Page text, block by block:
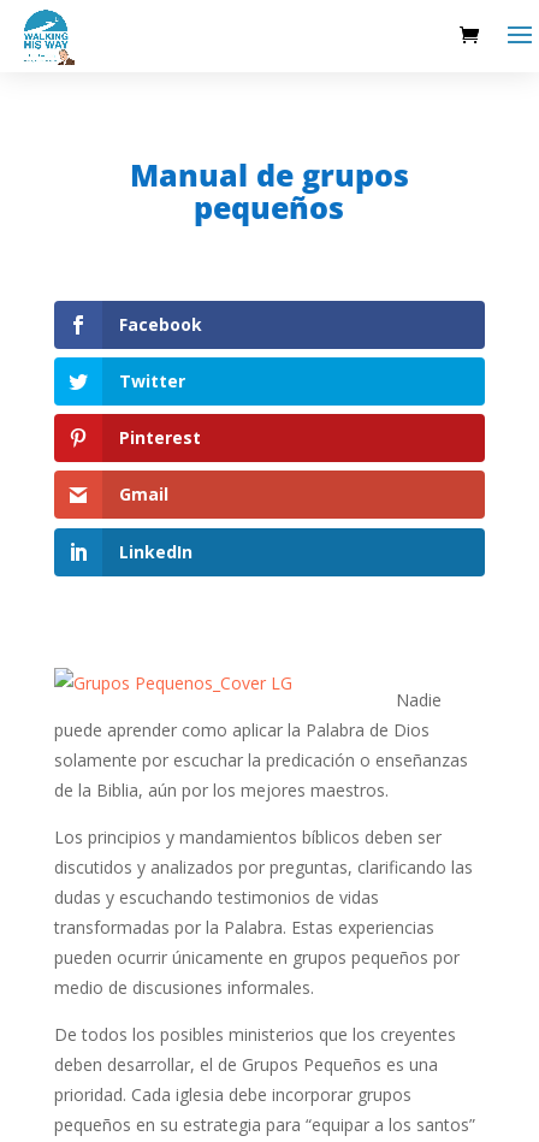
Manual de grupos
pequeños
Facebook
Twitter
Pinterest
Gmail
LinkedIn
Nadie
puede aprender como aplicar la Palabra de Dios
solamente por escuchar la predi­cación o enseñanzas
de la Biblia, aún por los mejores maestros.
Los principios y mandamientos bíblicos deben ser
discutidos y analizados por preguntas, clarificando las
dudas y escuchando testimonios de vidas
transformadas por la Palabra. Estas experiencias
pueden ocurrir únicamente en grupos pequeños por
medio de discusiones informales.
De todos los posibles ministerios que los creyentes
deben desarrollar, el de Grupos Pequeños es una
prioridad. Cada iglesia debe incorporar grupos
pequeños en su estrategia para “eq­uipar a los santos”